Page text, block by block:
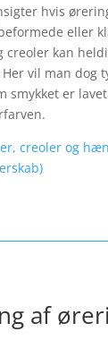
hvis
eller
creoler kan
vil man dog
smykket er
creoler og
af